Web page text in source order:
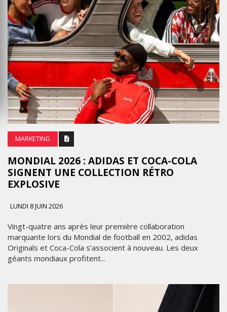
MARKETING
MONDIAL 2026 : ADIDAS ET COCA-COLA
SIGNENT UNE COLLECTION RÉTRO
EXPLOSIVE
LUNDI 8 JUIN 2026
Vingt-quatre ans après leur première collaboration
marquante lors du Mondial de football en 2002, adidas
Originals et Coca-Cola s’associent à nouveau. Les deux
géants mondiaux profitent...